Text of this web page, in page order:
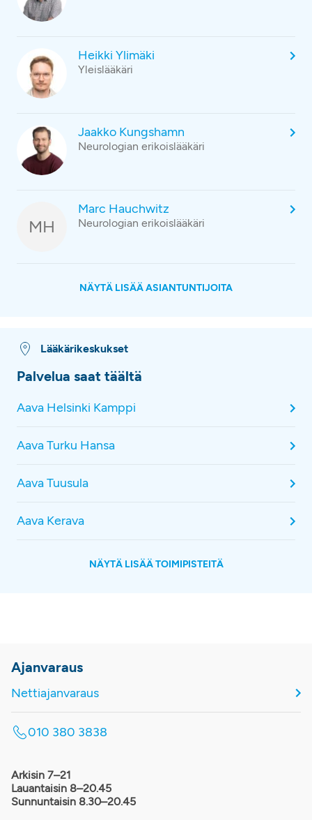
Heikki Ylimäki
Yleislääkäri
Jaakko Kungshamn
Neurologian erikoislääkäri
MH
Marc Hauchwitz
Neurologian erikoislääkäri
NÄYTÄ LISÄÄ ASIANTUNTIJOITA
Lääkärikeskukset
Palvelua saat täältä
Aava Helsinki Kamppi
Aava Turku Hansa
Aava Tuusula
Aava Kerava
NÄYTÄ LISÄÄ TOIMIPISTEITÄ
Ajanvaraus
Nettiajanvaraus
010 380 3838
Arkisin 7–21
Lauantaisin 8–20.45
Sunnuntaisin 8.30–20.45